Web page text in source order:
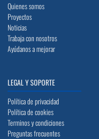
Quienes somos
Proyectos
Noticias
Trabaja con nosotros
Ayúdanos a mejorar
LEGAL Y SOPORTE
Política de privacidad
Política de cookies
Terminos y condiciones
Preguntas frecuentes